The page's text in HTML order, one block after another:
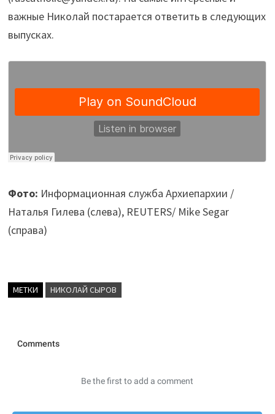
важные Николай постарается ответить в следующих
выпусках.
Фото: Информационная служба Архиепархии /
Наталья Гилева (слева), REUTERS/ Mike Segar
(справа)
МЕТКИ НИКОЛАЙ СЫРОВ